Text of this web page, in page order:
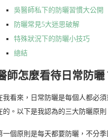
吳醫師私下的防曬習慣大公開
防曬常見5大迷思破解
特殊狀況下的防曬小技巧
總結
師怎麼看待日常防
我看來，日常防曬是每個人都必
的。以下是我認為的三大防曬原則
一個原則是每天都要防曬，不分